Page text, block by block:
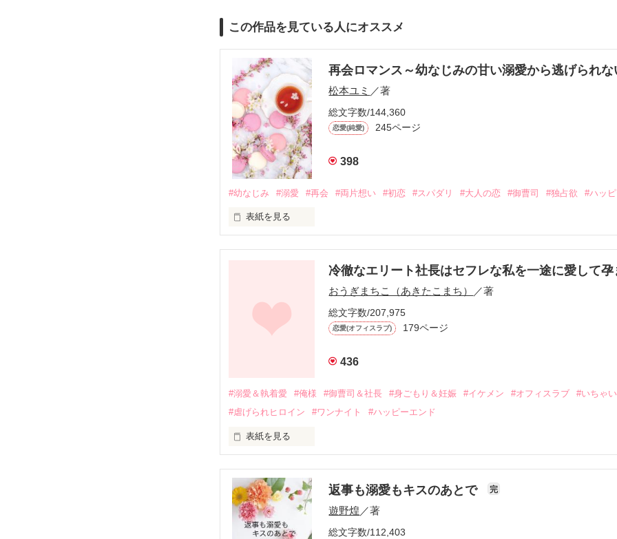
この作品を見ている人にオススメ
再会ロマンス～幼なじみの甘い溺愛から逃げられな
松本ユミ ／著
総文字数/144,360
恋愛(純愛) 245ページ
398
#幼なじみ #溺愛 #再会 #両片想い #初恋 #スパダリ #大人の恋 #御曹司 #独占欲 #ハッ
表紙を見る
しかし、ある出来事をきっかけに二人の関係は壊れてしまう。
関係修復もできないまま、美桜は両親の離婚によって
引っ越すことになり、哲平とも離れ離れになった。
運命のような再会を果たす。
そして、ひょんなことから
酔った勢いで一夜を共にしてしまった。
さらに、美桜が初めてだと知った哲平は
『責任をとる、結婚しよう』と真っ直ぐに告げてきた。
甘やかしてくる。
そんなある日、哲平は美桜がストーカー被害に
遭っていることを知る。
美桜を守るため、哲平は同居を提案してきて――。
冷徹なエリート社長はセフレな私を一途に愛して孕
おうぎまちこ（あきたこまち） ／著
総文字数/207,975
恋愛(オフィスラブ) 179ページ
436
#溺愛＆執着愛 #俺様 #御曹司＆社長 #身ごもり＆妊娠 #イケメン #オフィスラブ
#いちゃ
#虐げられヒロイン
#ワンナイト #ハッピーエンド
表紙を見る
ろ、日本人美青年と出会い、酒の勢いもあり一夜限りの関係となる。
帰国後、美桜は新しい職場でワンナイトした美青年と再会。なんと彼の正体は、とあ
も関わらず、一族を離れて起業した新進気鋭の実業家、社内でも冷徹だと評判な社長
人だったのだ――！
なぜか恭司から飼い猫の世話係を命じられた美桜は、猫の世話を口実にしばしば呼び
返事も溺愛もキスのあとで 完
遊野煌 ／著
総文字数/112,403